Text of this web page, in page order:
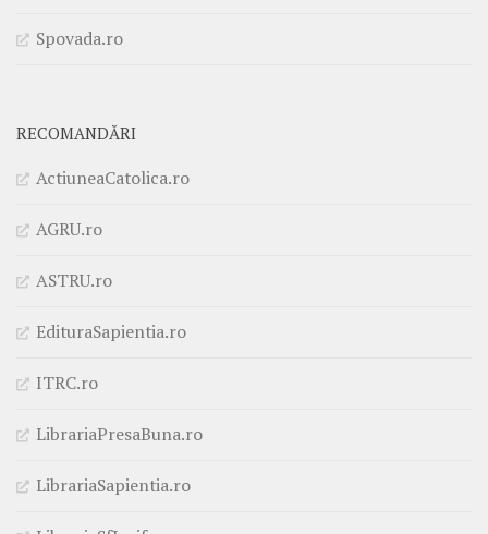
Spovada.ro
RECOMANDĂRI
ActiuneaCatolica.ro
AGRU.ro
ASTRU.ro
EdituraSapientia.ro
ITRC.ro
LibrariaPresaBuna.ro
LibrariaSapientia.ro